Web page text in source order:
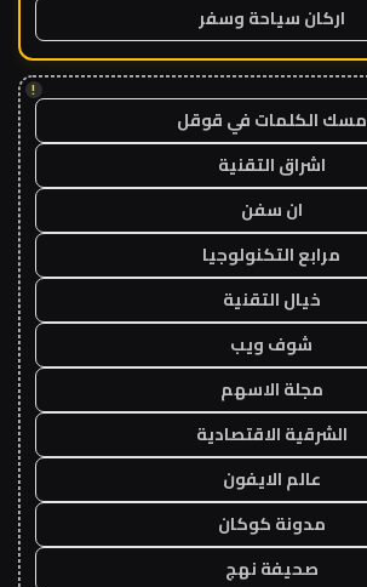
اركان سياحة وسفر
!
مسك الكلمات في قوقل
اشراق التقنية
ان سفن
مرابع التكنولوجيا
خيال التقنية
شوف ويب
مجلة الاسهم
الشرقية الاقتصادية
عالم الايفون
مدونة كوكان
صحيفة نهج